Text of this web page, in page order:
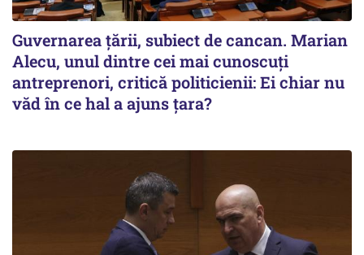
Guvernarea ţării, subiect de cancan. Marian
Alecu, unul dintre cei mai cunoscuţi
antreprenori, critică politicienii: Ei chiar nu
văd în ce hal a ajuns ţara?